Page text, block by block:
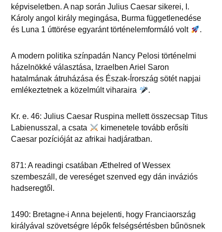
képviseletben. A nap során Julius Caesar sikerei, I.
Károly angol király megingása, Burma függetlenedése
és Luna 1 úttörése egyaránt történelemformáló volt
.
A modern politika színpadán Nancy Pelosi történelmi
házelnökké választása, Izraelben Ariel Saron
hatalmának átruházása és Észak-Írország sötét napjai
emlékeztetnek a közelmúlt viharaira
.
Kr. e. 46: Julius Caesar Ruspina mellett összecsap Titus
Labienusszal, a csata
kimenetele tovább erősíti
Caesar pozícióját az afrikai hadjáratban.
871: A readingi csatában Æthelred of Wessex
szembeszáll, de vereséget szenved egy dán inváziós
hadseregtől.
1490: Bretagne-i Anna bejelenti, hogy Franciaország
királyával szövetségre lépők felségsértésben bűnösnek